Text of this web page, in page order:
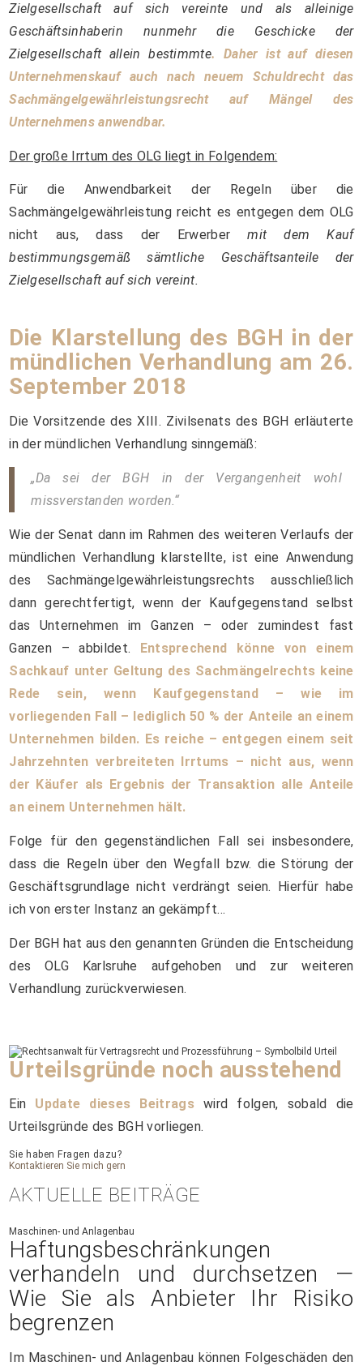
Zielgesellschaft auf sich vereinte und als alleinige
Geschäftsinhaberin nunmehr die Geschicke der
Zielgesellschaft allein bestimmte. Daher ist auf diesen
Unternehmenskauf auch nach neuem Schuldrecht das
Sachmängelgewährleistungsrecht auf Mängel des
Unternehmens anwendbar.
Der große Irrtum des OLG liegt in Folgendem:
Für die Anwendbarkeit der Regeln über die
Sachmängelgewährleistung reicht es entgegen dem OLG
nicht aus, dass der Erwerber mit dem Kauf
bestimmungsgemäß sämtliche Geschäftsanteile der
Zielgesellschaft auf sich vereint.
Die Klarstellung des BGH in der
mündlichen Verhandlung am 26.
September 2018
Die Vorsitzende des XIII. Zivilsenats des BGH erläuterte
in der mündlichen Verhandlung sinngemäß:
„Da sei der BGH in der Vergangenheit wohl
missverstanden worden.“
Wie der Senat dann im Rahmen des weiteren Verlaufs der
mündlichen Verhandlung klarstellte, ist eine Anwendung
des Sachmängelgewährleistungsrechts ausschließlich
dann gerechtfertigt, wenn der Kaufgegenstand selbst
das Unternehmen im Ganzen – oder zumindest fast
Ganzen – abbildet.
Entsprechend könne von einem
Sachkauf unter Geltung des Sachmängelrechts keine
Rede sein, wenn Kaufgegenstand – wie im
vorliegenden Fall – lediglich 50 % der Anteile an einem
Unternehmen bilden. Es reiche – entgegen einem seit
Jahrzehnten verbreiteten Irrtums – nicht aus, wenn
der Käufer als Ergebnis der Transaktion alle Anteile
an einem Unternehmen hält.
Folge für den gegenständlichen Fall sei insbesondere,
dass die Regeln über den Wegfall bzw. die Störung der
Geschäftsgrundlage nicht verdrängt seien. Hierfür habe
ich von erster Instanz an gekämpft…
Der BGH hat aus den genannten Gründen die Entscheidung
des OLG Karlsruhe aufgehoben und zur weiteren
Verhandlung zurückverwiesen.
Urteilsgründe noch ausstehend
Ein Update dieses Beitrags wird folgen, sobald die
Urteilsgründe des BGH vorliegen.
Sie haben Fragen dazu?
Kontaktieren Sie mich gern
AKTUELLE BEITRÄGE
Maschinen- und Anlagenbau
Haftungsbeschränkungen
verhandeln und durchsetzen —
Wie Sie als Anbieter Ihr Risiko
begrenzen
Im Maschinen- und Anlagenbau können Folgeschäden den